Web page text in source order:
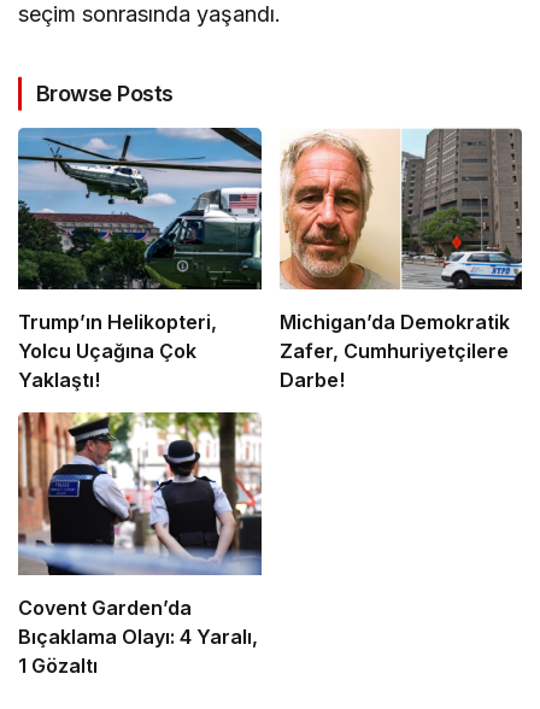
seçim sonrasında yaşandı.
Browse Posts
Trump’ın Helikopteri,
Yolcu Uçağına Çok
Yaklaştı!
Michigan’da Demokratik
Zafer, Cumhuriyetçilere
Darbe!
Covent Garden’da
Bıçaklama Olayı: 4 Yaralı,
1 Gözaltı